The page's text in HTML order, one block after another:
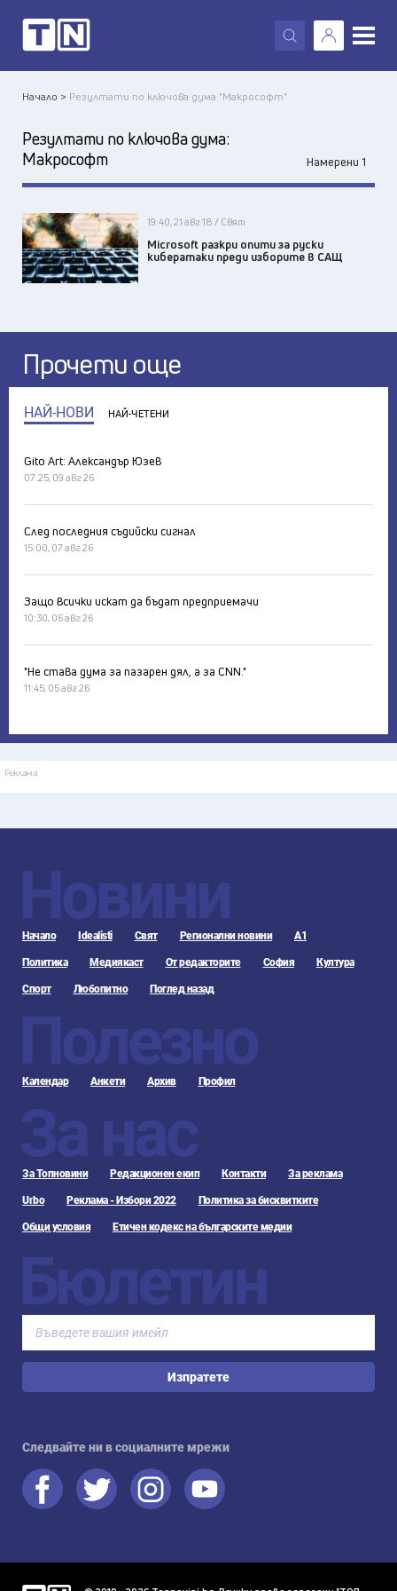
X
Начало > Резултати по ключова дума "Макрософт"
Резултати по ключова дума:
Макрософт
Намерени 1
19:40, 21 авг 18 / Свят
Microsoft разкри опити за руски
кибератаки преди изборите в САЩ
Прочети още
НАЙ-НОВИ НАЙ-ЧЕТЕНИ
Gito Art: Александър Юзев
07:25, 09 авг 26
След последния съдийски сигнал
15:00, 07 авг 26
Защо всички искат да бъдат предприемачи
10:30, 06 авг 26
"Не става дума за пазарен дял, а за CNN."
11:45, 05 авг 26
Реклама
Новини
Начало Idealisti Свят Регионални новини А1
Политика Медиякаст От редакторите София Култура
Спорт Любопитно Поглед назад
Полезно
Календар Анкети Архив Профил
За нас
За Топновини Редакционен екип Контакти За реклама
Urbo Реклама - Избори 2022 Политика за бисквитките
Общи условия Етичен кодекс на българските медии
Бюлетин
Изпратете
Следвайте ни в социалните мрежи